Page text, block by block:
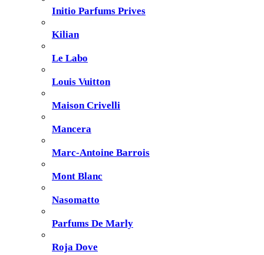
Initio Parfums Prives
Kilian
Le Labo
Louis Vuitton
Maison Crivelli
Mancera
Marc-Antoine Barrois
Mont Blanc
Nasomatto
Parfums De Marly
Roja Dove